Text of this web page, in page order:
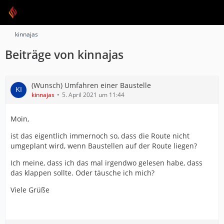
kinnajas
Beiträge von kinnajas
(Wunsch) Umfahren einer Baustelle
kinnajas 5. April 2021 um 11:44
Moin,
ist das eigentlich immernoch so, dass die Route nicht
umgeplant wird, wenn Baustellen auf der Route liegen?
Ich meine, dass ich das mal irgendwo gelesen habe, dass
das klappen sollte. Oder täusche ich mich?
Viele Grüße